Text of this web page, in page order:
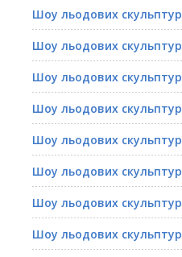
Шоу льодових скульптур
Шоу льодових скульптур
Шоу льодових скульптур
Шоу льодових скульптур
Шоу льодових скульптур
Шоу льодових скульптур
Шоу льодових скульптур
Шоу льодових скульптур